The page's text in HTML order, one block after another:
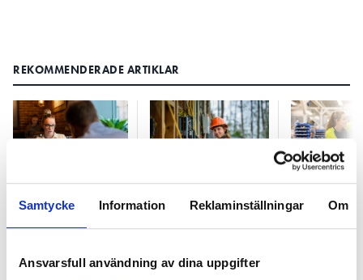
Samtycke Information Reklaminställningar Om
Ansvarsfull användning av dina uppgifter
REKOMMENDERADE ARTIKLAR
största
problemet
elinstallatörer för
regelefterlevnad
utbildar
elteknik